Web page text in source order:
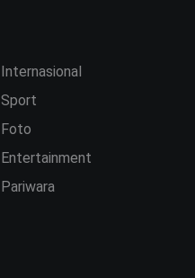
Internasional
Sport
Foto
Entertainment
Pariwara